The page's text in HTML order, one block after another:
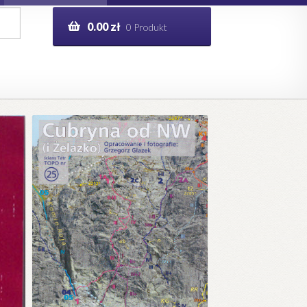
0.00zł 0 Produkt
Help in English